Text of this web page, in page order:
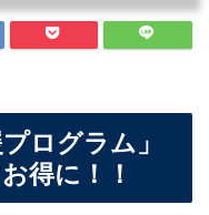
ログラム」
得に！！